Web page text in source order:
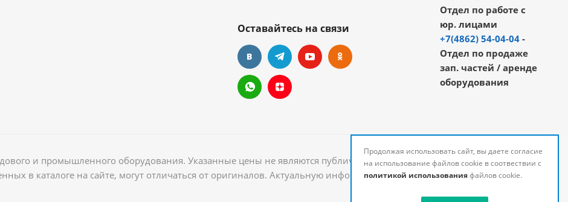
Оставайтесь на связи
Отдел по работе с
юр. лицами
+7(4862) 54-04-04-
Отдел по продаже
зап. частей / аренде
оборудования
и промышленного оборудования. Указанные цены не являются публичной офертой и могут быть изменены.
в каталоге на сайте, могут отличаться от оригиналов. Актуальную информацию о стоимости и наличии товаров
Продолжая использовать сайт, вы даете согласие
на использование файлов cookie в соотвествии с
политикой использованияфайлов cookie.